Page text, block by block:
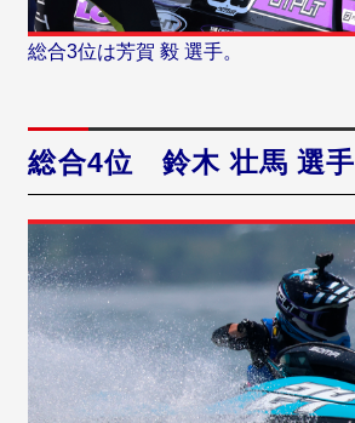
総合3位は芳賀 毅 選手。
総合4位 鈴木 壮馬 選手